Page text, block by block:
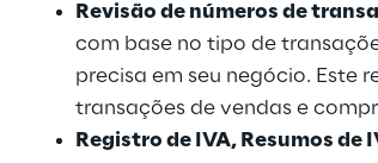
Revisão de números de
com base no tipo de
precisa em seu negócio. Este
transações de vendas e
Registro de IVA, Resumos